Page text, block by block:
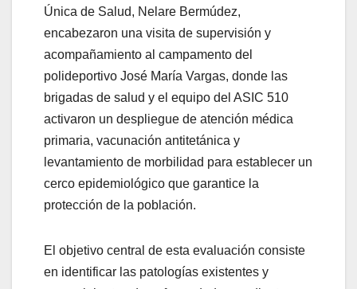
Única de Salud, Nelare Bermúdez,
encabezaron una visita de supervisión y
acompañamiento al campamento del
polideportivo José María Vargas, donde las
brigadas de salud y el equipo del ASIC 510
activaron un despliegue de atención médica
primaria, vacunación antitetánica y
levantamiento de morbilidad para establecer un
cerco epidemiológico que garantice la
protección de la población.
El objetivo central de esta evaluación consiste
en identificar las patologías existentes y